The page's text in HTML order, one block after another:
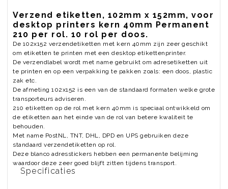
Verzend etiketten, 102mm x 152mm, voor
desktop printers kern 40mm Permanent
210 per rol. 10 rol per doos.
De 102x152 verzendetiketten met kern 40mm zijn zeer geschikt
om etiketten te printen met een desktop etikettenprinter.
De verzendlabel wordt met name gebruikt om adresetiketten uit
te printen en op een verpakking te pakken zoals: een doos, plastic
zak etc.
De afmeting 102x152 is een van de standaard formaten welke grote
transporteurs adviseren.
210 etiketten op de rol met kern 40mm is speciaal ontwikkeld om
de etiketten aan het einde van de rol van betere kwaliteit te
behouden.
Met name PostNL, TNT, DHL, DPD en UPS gebruiken deze
standaard verzendetiketten op rol.
Deze blanco adresstickers hebben een permanente belijming
waardoor deze zeer goed blijft zitten tijdens transport.
Specificaties